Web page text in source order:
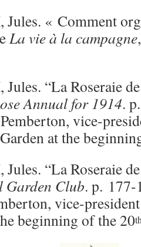
« Comment
La vie à la campagne
“La Roseraie
Annual for 1914.
vice-
at the
“La Roseraie
Club. p.
vice-
beginning of the 20